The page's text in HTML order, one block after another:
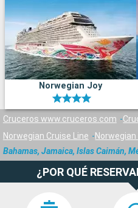
Norwegian Joy
Cruceros www.cruceros.com
Norwegian Cruise Line
Bahamas, Jamaica, Islas Caimán,
¿POR QUÉ